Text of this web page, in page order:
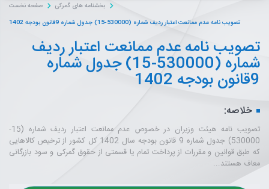
صفحه نخست
بخشنامه های گمرکی
تصویب نامه عدم ممانعت اعتبار ردیف شماره (530000-15) جدول شماره 9قانون بودجه 1402
تصویب نامه عدم ممانعت اعتبار ردیف
شماره (530000-15) جدول شماره
9قانون بودجه 1402
خلاصه:
تصویب نامه هیئت وزیران در خصوص عدم ممانعت اعتبار ردیف شماره (15-
530000) جدول شماره 9 قانون بودجه سال 1402 کل کشور از ترخیص کالاهایی
که طبق قوانین و مقررات از پرداخت تمام یا قسمتی از حقوق گمرکی و سود بازرگانی
معاف هستند...